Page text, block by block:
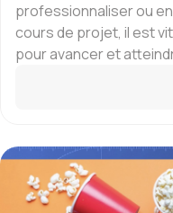
professionnaliser ou
cours de projet, il est
pour avancer et